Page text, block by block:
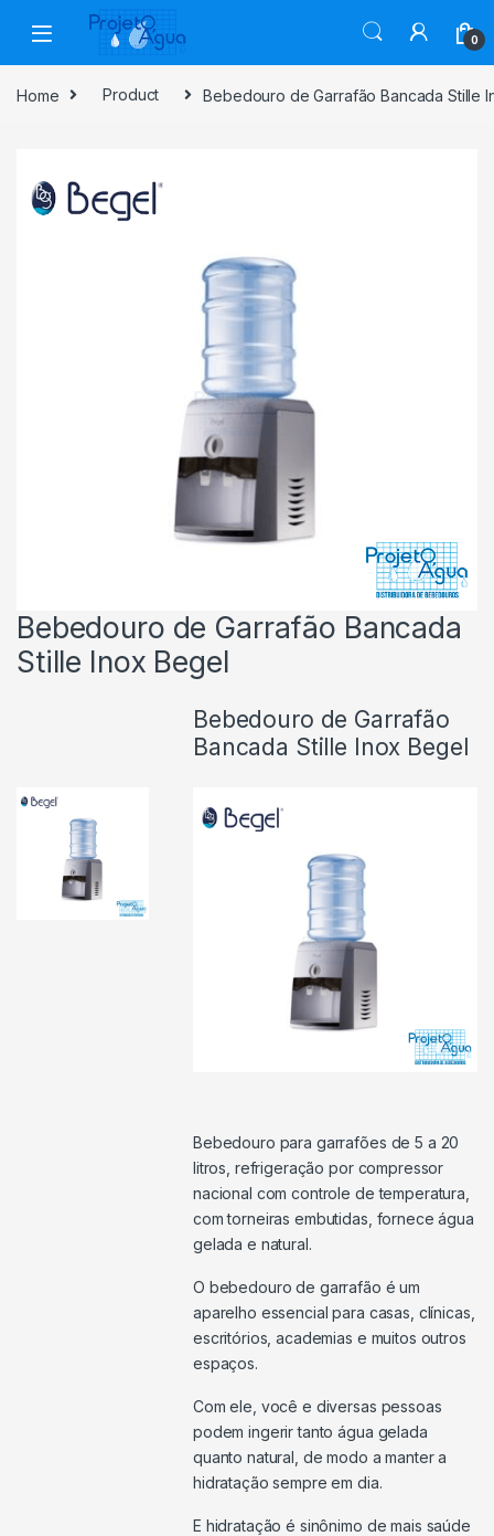
Skip to navigation
Skip to content
0
Home Product Bebedouro de Garrafão Bancada Stille
Bebedouro de Garrafão Bancada
Stille Inox Begel
Bebedouro de Garrafão
Bancada Stille Inox Begel
Bebedouro para garrafões de 5 a 20
litros, refrigeração por compressor
nacional com controle de temperatura,
com torneiras embutidas, fornece água
gelada e natural.
O bebedouro de garrafão é um
aparelho essencial para casas, clínicas,
escritórios, academias e muitos outros
espaços.
Com ele, você e diversas pessoas
podem ingerir tanto água gelada
quanto natural, de modo a manter a
hidratação sempre em dia.
E hidratação é sinônimo de mais saúde